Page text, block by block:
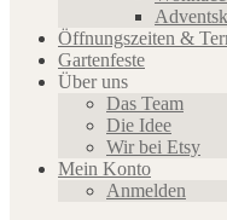
Öffnungszeiten &
Gartenfeste
Über uns
Das Team
Die Idee
Wir bei Etsy
Mein Konto
Anmelden